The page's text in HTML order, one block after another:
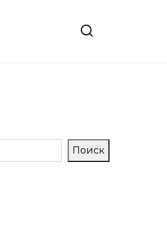
Поиск